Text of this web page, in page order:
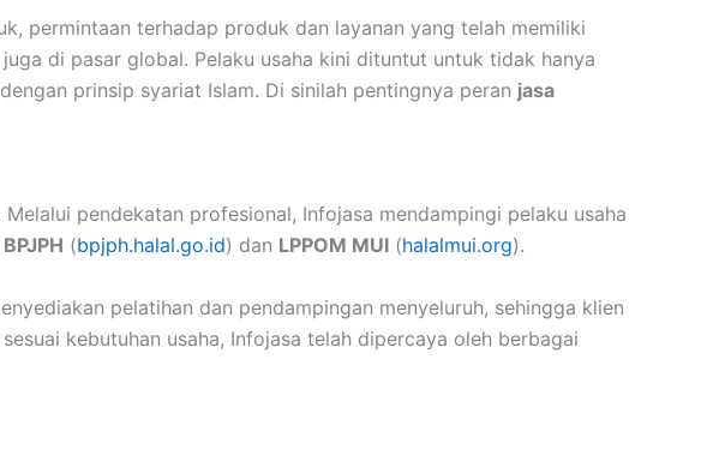
permintaan terhadap produk dan layanan yang telah memiliki
di pasar global. Pelaku usaha kini dituntut untuk tidak hanya
prinsip syariat Islam. Di sinilah pentingnya peran jasa
pendekatan profesional, Infojasa mendampingi pelaku usaha
BPJPH (bpjph.halal.go.id) dan LPPOM MUI (halalmui.org).
pelatihan dan pendampingan menyeluruh, sehingga klien
kebutuhan usaha, Infojasa telah dipercaya oleh berbagai